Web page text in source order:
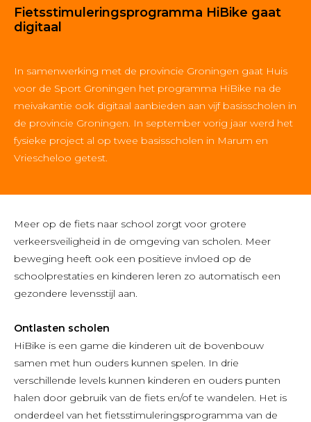
Fietsstimuleringsprogramma HiBike gaat
digitaal
In samenwerking met de provincie Groningen gaat Huis
voor de Sport Groningen het programma HiBike na de
meivakantie ook digitaal aanbieden aan vijf basisscholen in
de provincie Groningen. In september vorig jaar werd het
fysieke project al op twee basisscholen in Marum en
Vriescheloo getest.
Meer op de fiets naar school zorgt voor grotere
verkeersveiligheid in de omgeving van scholen. Meer
beweging heeft ook een positieve invloed op de
schoolprestaties en kinderen leren zo automatisch een
gezondere levensstijl aan.
Ontlasten scholen
HiBike is een game die kinderen uit de bovenbouw
samen met hun ouders kunnen spelen. In drie
verschillende levels kunnen kinderen en ouders punten
halen door gebruik van de fiets en/of te wandelen. Het is
onderdeel van het fietsstimuleringsprogramma van de